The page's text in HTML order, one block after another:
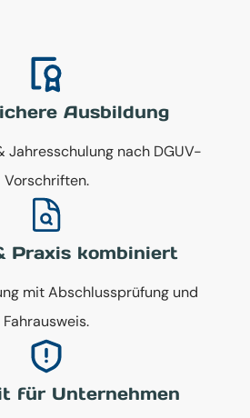
Ausbildung
Jahresschulung nach DGUV-
Vorschriften.
Praxis kombiniert
mit Abschlussprüfung und
Fahrausweis.
für Unternehmen